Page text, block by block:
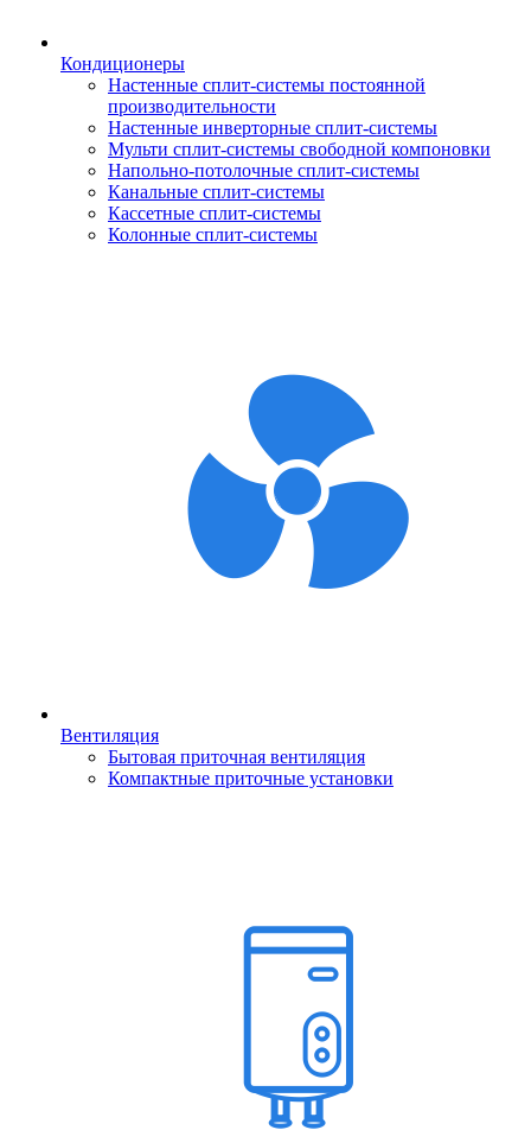
Кондиционеры
Настенные сплит-системы постоянной
производительности
Настенные инверторные сплит-системы
Мульти сплит-системы свободной компоновки
Напольно-потолочные сплит-системы
Канальные сплит-системы
Кассетные сплит-системы
Колонные сплит-системы
Вентиляция
Бытовая приточная вентиляция
Компактные приточные установки